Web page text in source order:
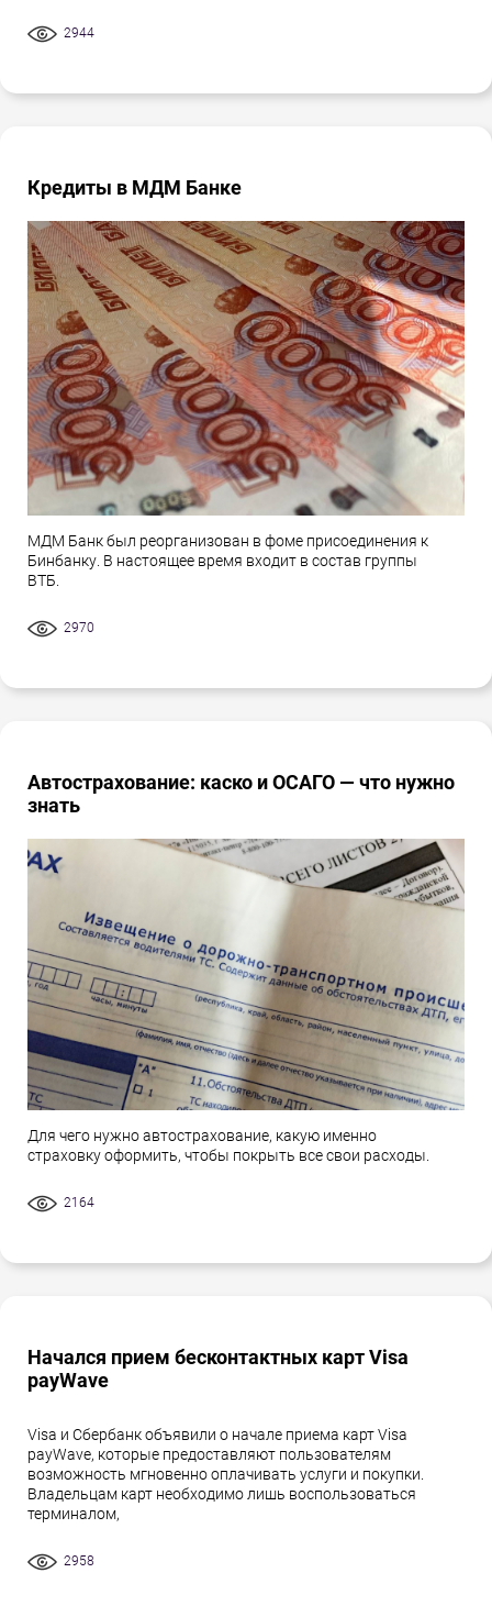
2944
Кредиты в МДМ Банке
МДМ Банк был реорганизован в фоме присоединения к
Бинбанку. В настоящее время входит в состав группы
ВТБ.
2970
Автострахование: каско и ОСАГО — что нужно
знать
Для чего нужно автострахование, какую именно
страховку оформить, чтобы покрыть все свои расходы.
2164
Начался прием бесконтактных карт Visa
payWave
Visa и Сбербанк объявили о начале приема карт Visa
payWave, которые предоставляют пользователям
возможность мгновенно оплачивать услуги и покупки.
Владельцам карт необходимо лишь воспользоваться
терминалом,
2958